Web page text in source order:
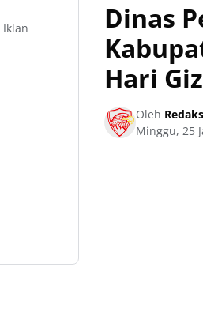
Dinas
Hari
Oleh
Minggu, 25
Iklan